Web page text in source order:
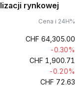
rynkowej
Cena i 24H%
CHF 64,305.00
-0.30%
CHF 1,900.71
-0.20%
CHF 72.63